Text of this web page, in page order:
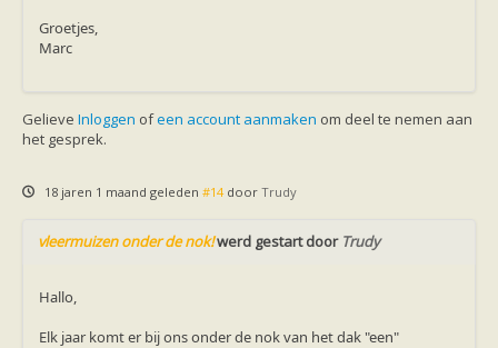
Groetjes,
Marc
Gelieve Inloggen ofeen account aanmaken om deel te nemen aan
het gesprek.
18 jaren 1 maand geleden #14 door Trudy
vleermuizen onder de nok!werd gestart door Trudy
Hallo,
Elk jaar komt er bij ons onder de nok van het dak "een"